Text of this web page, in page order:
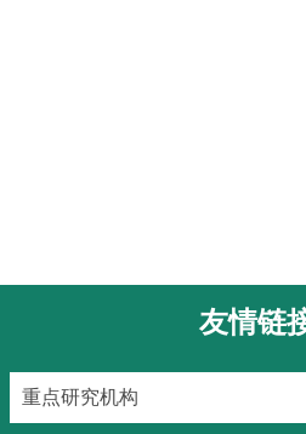
友情链
重点研究机构